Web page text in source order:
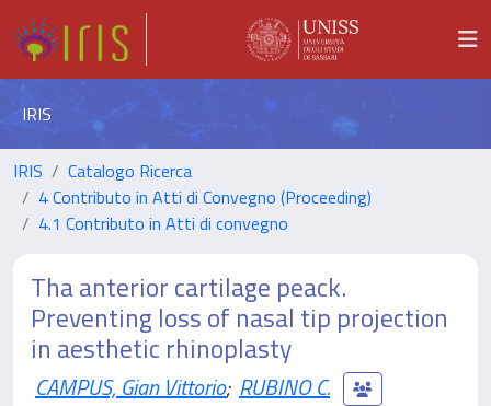
IRIS
IRIS
Catalogo Ricerca
4 Contributo in Atti di Convegno (Proceeding)
4.1 Contributo in Atti di convegno
Tha anterior cartilage peack.
Preventing loss of nasal tip projection
in aesthetic rhinoplasty
CAMPUS, Gian Vittorio; RUBINO C.